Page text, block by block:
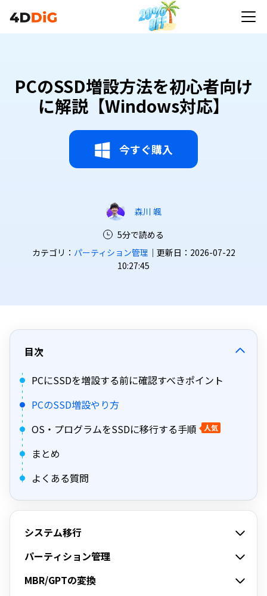
PCのSSD増設方法を初心者向け
に解説【Windows対応】
今すぐ購入
森川 颯
5分で読める
カテゴリ： パーティション管理 ｜更新日：2026-07-22
10:27:45
目次
PCにSSDを増設する前に確認すべきポイント
PCのSSD増設やり方
OS・プログラムをSSDに移行する手順
人気
まとめ
よくある質問
システム移行
パーティション管理
MBR/GPTの変換